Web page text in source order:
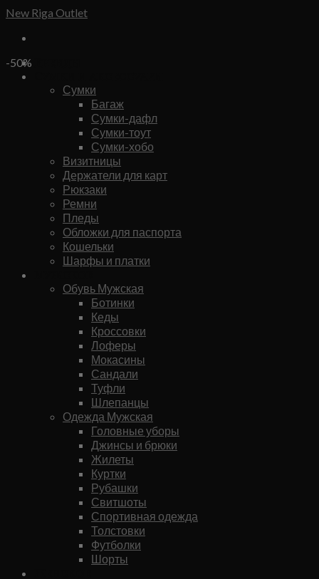
Skip
content
New Riga Outlet
Сумки
Багаж
Сумки-дафл
Сумки-тоут
Сумки-хобо
Визитницы
Держатели для карт
Рюкзаки
Ремни
Пледы
Обложки для паспорта
Кошельки
Шарфы и платки
Обувь Мужская
Ботинки
Кеды
Кроссовки
Лоферы
Мокасины
Сандали
Туфли
Шлепанцы
Одежда Мужская
Головные уборы
Джинсы и брюки
Жилеты
Куртки
Рубашки
Свитшоты
Спортивная одежда
Толстовки
Футболки
Шорты
-50%